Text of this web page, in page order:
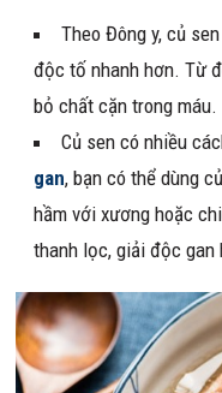
Theo Đông y, củ
độc tố nhanh hơn. Từ
bỏ chất cặn trong máu.
Củ sen có nhiều
gan, bạn có thể dùng
hầm với xương hoặc
thanh lọc, giải độc gan